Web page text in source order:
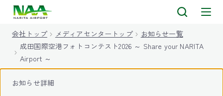
会社トップ メディアセンタートップ
お知らせ一覧
成田国際空港フォトコンテスト2026 ～ Share your NARITA
Airport ～
お知らせ詳細